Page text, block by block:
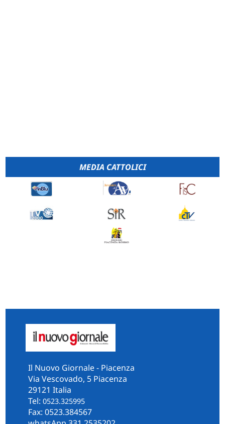
MEDIA CATTOLICI
Il Nuovo Giornale - Piacenza
Via Vescovado, 5 Piacenza
29121 Italia
Tel: 0523.325995
Fax: 0523.384567